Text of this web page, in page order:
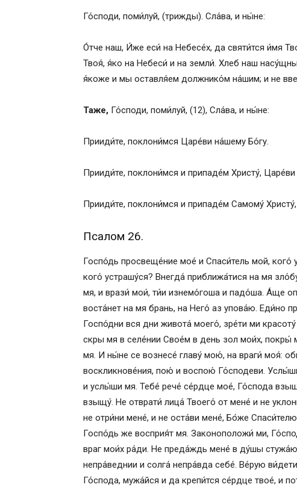
вспоминается в книгах отеческих и в житиях
Го́споди, поми́луй, (трижды). Сла́ва, и ны́не:
О́тче наш, И́же еси́ на Небесе́х, да святи́тся и́мя
Твоя́, я́ко на Небеси́ и на земли́. Хлеб наш
я́коже и мы оставля́ем должнико́м на́шим; и не
Таже, Го́споди, поми́луй, (12), Сла́ва, и ны́не:
Прииди́те, поклони́мся Царе́ви на́шему Бо́гу.
Прииди́те, поклони́мся и припаде́м Христу́,
Прииди́те, поклони́мся и припаде́м Самому́
Псалом 26.
Госпо́дь просвеще́ние мое́ и Спаси́тель мой,
кого́ устрашу́ся? Внегда́ приближа́тися на мя
мя, и врази́ мои́, ти́и изнемо́гоша и падо́ша. А́ще
воста́нет на мя брань, на Него́ аз упова́ю. Еди́но
Госпо́дни вся дни живота́ моего́, зре́ти ми
скры мя в селе́нии Свое́м в день зол мои́х, покры́
мя. И ны́не се вознесе́ главу́ мою́, на враги́ моя́:
воскликнове́ния, пою́ и воспою́ Го́сподеви.
и услы́ши мя. Тебе́ рече́ се́рдце мое́, Го́спода
взыщу́. Не отврати́ лица́ Твоего́ от мене́ и не
не отри́ни мене́, и не оста́ви мене́, Бо́же
Госпо́дь же восприя́т мя. Законоположи́ ми,
враг мои́х ра́ди. Не преда́ждь мене́ в ду́шы
непра́веднии и солга́ непра́вда себе́. Ве́рую
Го́спода, мужа́йся и да крепи́тся се́рдце твое́, и